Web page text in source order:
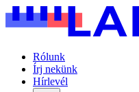
Rólunk
Írj nekünk
Hírlevél